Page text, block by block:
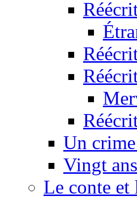
Un
Vingt
Le conte et